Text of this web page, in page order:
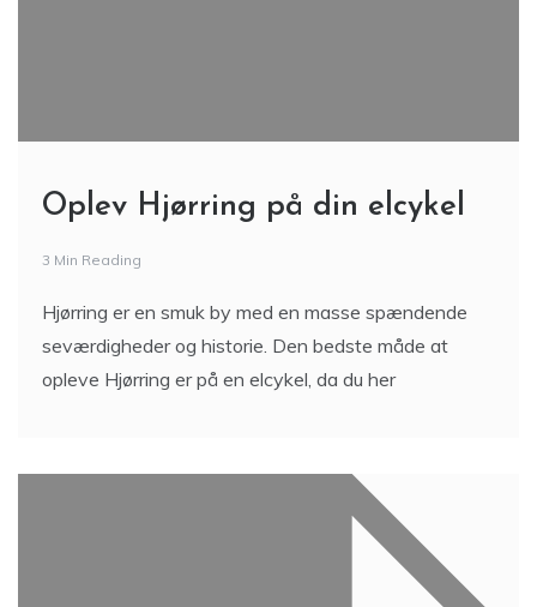
Oplev Hjørring på din elcykel
3 Min Reading
Hjørring er en smuk by med en masse spændende
seværdigheder og historie. Den bedste måde at
opleve Hjørring er på en elcykel, da du her